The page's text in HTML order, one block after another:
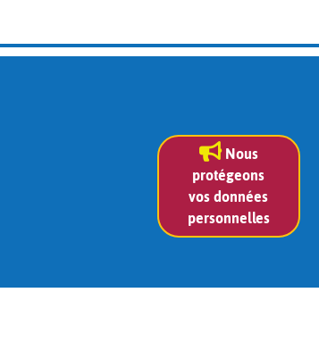
Nous
protégeons
vos données
personnelles